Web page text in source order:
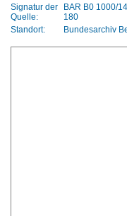
Signatur der
Quelle:
BAR B0 1000/
180
Standort:
Bundesarchiv